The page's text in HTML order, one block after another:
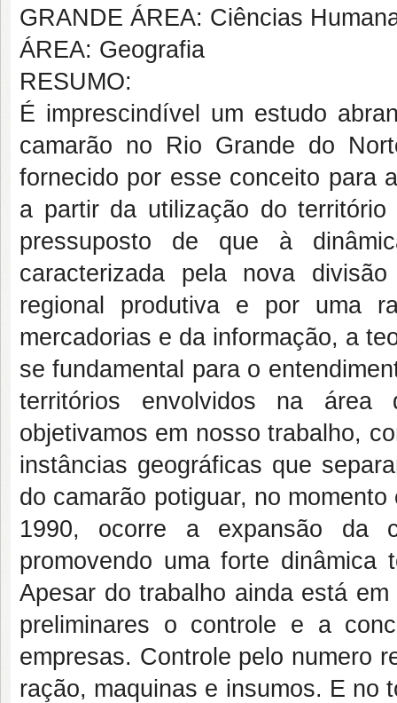
GRANDE ÁREA: Ciências
ÁREA: Geografia
RESUMO:
É imprescindível um estudo
camarão no Rio Grande do
fornecido por esse conceito para
a partir da utilização do
pressuposto de que à
caracterizada pela nova
regional produtiva e por uma
mercadorias e da informação, a
se fundamental para o
territórios envolvidos na área
objetivamos em nosso trabalho,
instâncias geográficas que
do camarão potiguar, no
1990, ocorre a expansão da
promovendo uma forte dinâmica
Apesar do trabalho ainda está
preliminares o controle e a
empresas. Controle pelo numero
ração, maquinas e insumos. E no